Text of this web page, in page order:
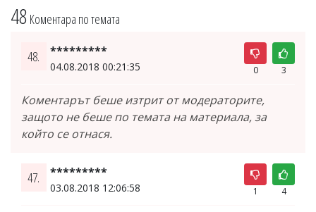
48 Коментара по темата
48. *********
04.08.2018 00:21:35 0 3
Коментарът беше изтрит от модераторите,
защото не беше по темата на материала, за
който се отнася.
47. *********
03.08.2018 12:06:58 1 4